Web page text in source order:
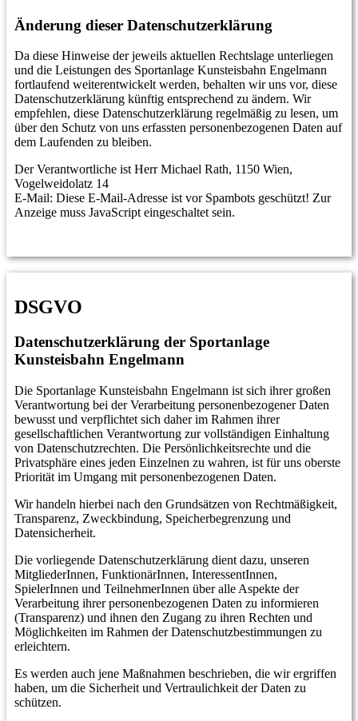
Änderung dieser Datenschutzerklärung
Da diese Hinweise der jeweils aktuellen Rechtslage unterliegen
und die Leistungen des Sportanlage Kunsteisbahn Engelmann
fortlaufend weiterentwickelt werden, behalten wir uns vor, diese
Datenschutzerklärung künftig entsprechend zu ändern. Wir
empfehlen, diese Datenschutzerklärung regelmäßig zu lesen, um
über den Schutz von uns erfassten personenbezogenen Daten auf
dem Laufenden zu bleiben.
Der Verantwortliche ist Herr Michael Rath, 1150 Wien,
Vogelweidolatz 14
E-Mail: Diese E-Mail-Adresse ist vor Spambots geschützt! Zur
Anzeige muss JavaScript eingeschaltet sein.
DSGVO
Datenschutzerklärung der Sportanlage
Kunsteisbahn Engelmann
Die Sportanlage Kunsteisbahn Engelmann ist sich ihrer großen
Verantwortung bei der Verarbeitung personenbezogener Daten
bewusst und verpflichtet sich daher im Rahmen ihrer
gesellschaftlichen Verantwortung zur vollständigen Einhaltung
von Datenschutzrechten. Die Persönlichkeitsrechte und die
Privatsphäre eines jeden Einzelnen zu wahren, ist für uns oberste
Priorität im Umgang mit personenbezogenen Daten.
Wir handeln hierbei nach den Grundsätzen von Rechtmäßigkeit,
Transparenz, Zweckbindung, Speicherbegrenzung und
Datensicherheit.
Die vorliegende Datenschutzerklärung dient dazu, unseren
MitgliederInnen, FunktionärInnen, InteressentInnen,
SpielerInnen und TeilnehmerInnen über alle Aspekte der
Verarbeitung ihrer personenbezogenen Daten zu informieren
(Transparenz) und ihnen den Zugang zu ihren Rechten und
Möglichkeiten im Rahmen der Datenschutzbestimmungen zu
erleichtern.
Es werden auch jene Maßnahmen beschrieben, die wir ergriffen
haben, um die Sicherheit und Vertraulichkeit der Daten zu
schützen.